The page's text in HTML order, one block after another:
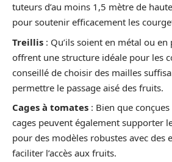
tuteurs d’au moins 1,5 mètre de
pour soutenir efficacement les
Treillis : Qu’ils soient en métal ou
offrent une structure idéale pour les
conseillé de choisir des mailles
permettre le passage aisé des fruits.
Cages à tomates : Bien que
cages peuvent également supporter
pour des modèles robustes avec des
faciliter l’accès aux fruits.